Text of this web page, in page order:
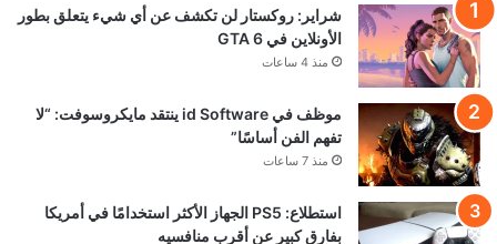
شراير: روكستار لن تكشف عن أي شيء يتعلق بطور
الأونلاين في GTA 6
منذ 4 ساعات
موظف في id Software ينتقد مايكروسوفت: “لا
تفهم الفن أساسًا”
منذ 7 ساعات
استطلاع: PS5 الجهاز الأكثر استخدامًا في أمريكا
بفارق كبير عن أقرب منافسيه